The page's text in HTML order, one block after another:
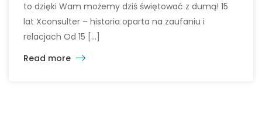
to dzięki Wam możemy dziś świętować z dumą! 15
lat Xconsulter – historia oparta na zaufaniu i
relacjach Od 15 […]
Read more